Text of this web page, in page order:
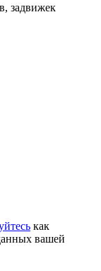
задвижек
как
вашей